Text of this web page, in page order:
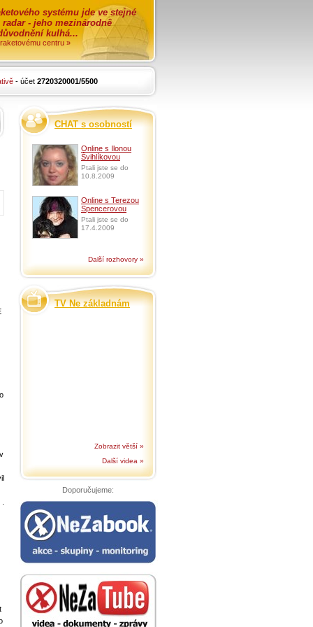
systému jde ve stejné
- jeho mezinárodně
kulhá...
centru »
- účet 2720320001/5500
CHAT s osobností
Online s Ilonou
Švihlíkovou
Ptali jste se do
10.8.2009
Online s Terezou
Spencerovou
Ptali jste se do
17.4.2009
Další rozhovory »
TV Ne základnám
Zobrazit větší »
Další videa »
Doporučujeme: